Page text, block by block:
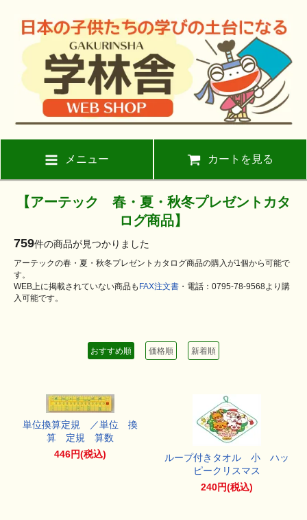
メニュー カートを見る
【アーテック 春・夏・秋冬プレゼントカタ
ログ商品】
759件の商品が見つかりました
アーテックの春・夏・秋冬プレゼントカタログ商品の購入が1個から可能で
す。
WEB上に掲載されていない商品も FAX注文書 ・電話：0795-78-9568より購
入可能です。
おすすめ順 価格順 新着順
単位換算定規 ／単位 換
算 定規 算数
446円(税込)
ループ付きタオル 小 ハッ
ピークリスマス
240円(税込)